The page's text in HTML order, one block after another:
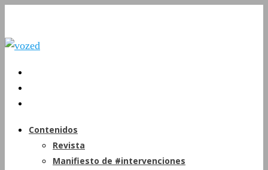
Contenidos
Revista
Manifiesto de #intervenciones